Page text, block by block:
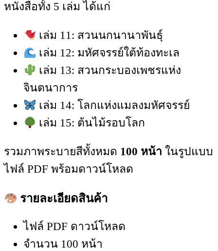
หนังสือทั้ง 5 เล่ม ได้แก่
เล่ม 11: สวนนกนานาพันธุ์
เล่ม 12: มหัศจรรย์ใต้ท้องทะเล
เล่ม 13: สวนกระบองเพชรแห่ง
จินตนาการ
เล่ม 14: โลกแห่งแมลงมหัศจรรย์
เล่ม 15: ต้นไม้รอบโลก
รวมภาพระบายสีทั้งหมด 100 หน้า ในรูปแบบ
ไฟล์ PDF พร้อมดาวน์โหลด
รายละเอียดสินค้า
ไฟล์ PDF ดาวน์โหลด
จำนวน 100 หน้า